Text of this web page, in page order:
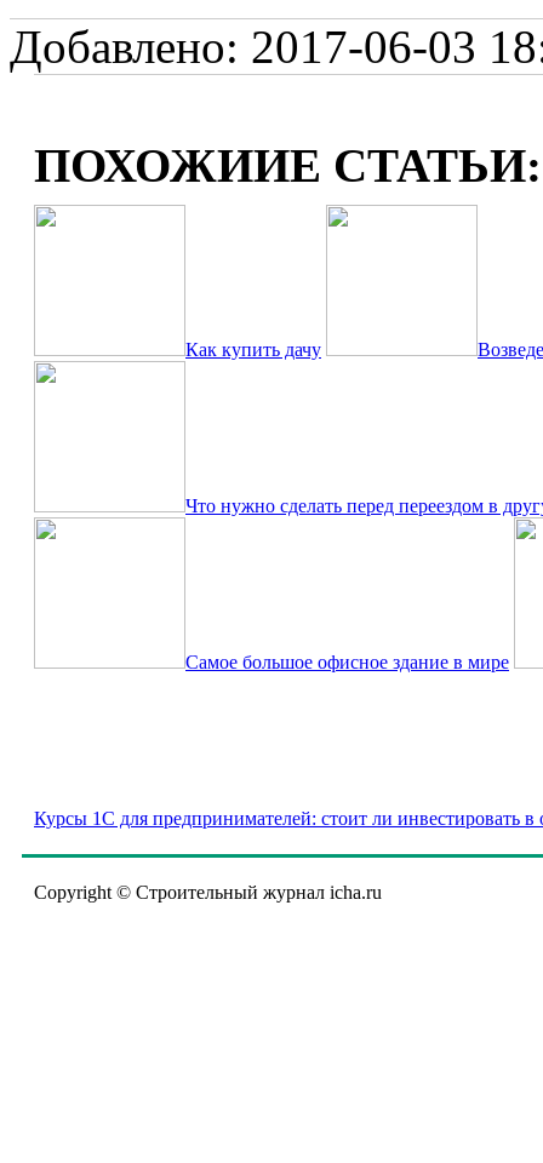
Добавлено: 2017-06-03
ПОХОЖИИЕ СТАТЬИ:
Как купить дачу
Что нужно сделать перед переездом в
Самое большое офисное здание в мире
Курсы 1С для предпринимателей: стоит ли инвестировать в
Copyright © Строительный журнал icha.ru